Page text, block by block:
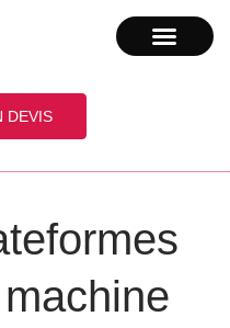
DEVIS